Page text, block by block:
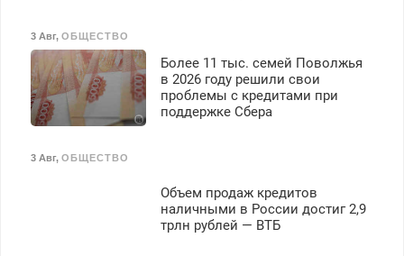
3 Авг, ОБЩЕСТВО
Более 11 тыс. семей Поволжья
в 2026 году решили свои
проблемы с кредитами при
поддержке Сбера
3 Авг, ОБЩЕСТВО
Объем продаж кредитов
наличными в России достиг 2,9
трлн рублей — ВТБ